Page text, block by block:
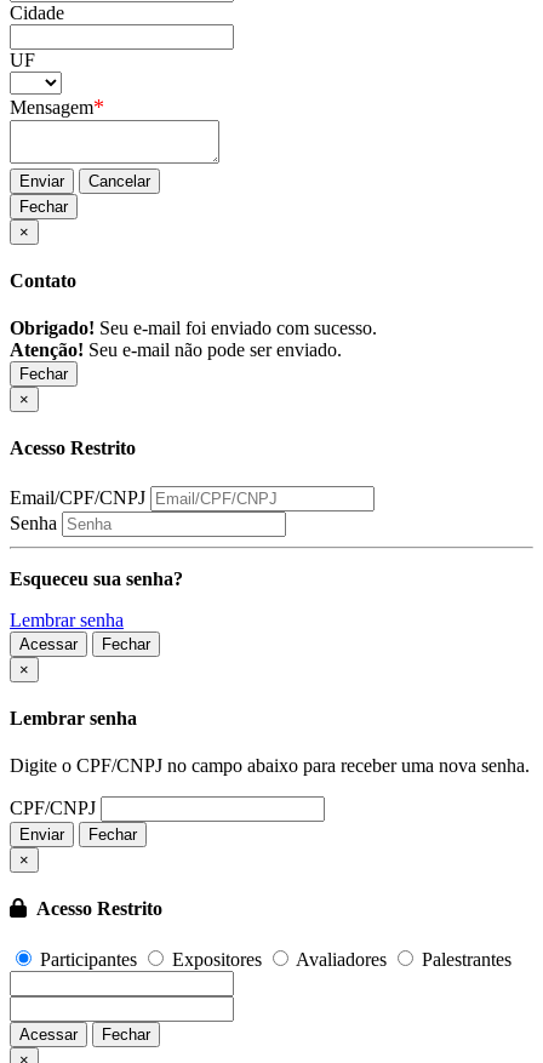
Cidade
UF
Mensagem*
Enviar
Cancelar
Fechar
×
Contato
Obrigado! Seu e-mail foi enviado com sucesso.
Atenção! Seu e-mail não pode ser enviado.
Fechar
×
Acesso Restrito
Email/CPF/CNPJ
Senha
Esqueceu sua senha?
Lembrar senha
Acessar
Fechar
×
Lembrar senha
Digite o CPF/CNPJ no campo abaixo para receber uma nova senha.
CPF/CNPJ
Enviar
Fechar
×
Acesso Restrito
Participantes Expositores Avaliadores Palestrantes
Acessar
Fechar